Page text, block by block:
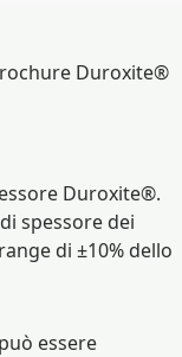
Duroxite®
Duroxite®.
spessore dei
di ±10% dello
essere